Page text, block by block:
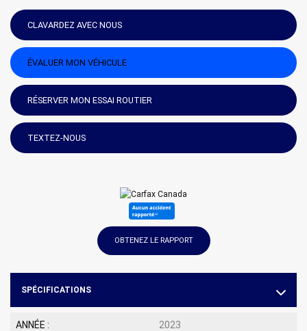
OBTENEZ LE RAPPORT
SPÉCIFICATIONS
ANNÉE : 2023
CLAVARDEZ AVEC NOUS
ÉVALUER MON VÉHICULE
RÉSERVER MON ESSAI ROUTIER
TEXTEZ-NOUS